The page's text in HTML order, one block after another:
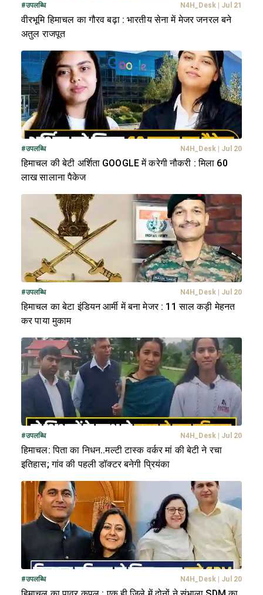
#उपलब्धि N4H_Desk| Jul 21
वीरभूमि हिमाचल का गौरव बढ़ा : भारतीय सेना में मेजर जनरल बने
अतुल राजपूत
#उपलब्धि N4H_Desk| Jul 20
हिमाचल की बेटी अर्शिता GOOGLE में करेगी नौकरी : मिला 60
लाख सालाना पैकेज
#उपलब्धि N4H_Desk| Jul 20
हिमाचल का बेटा इंडियन आर्मी में बना मेजर : 11 साल कड़ी मेहनत
कर पाया मुकाम
#उपलब्धि N4H_Desk| Jul 20
हिमाचल: पिता का निधन..मल्टी टास्क वर्कर मां की बेटी ने रचा
इतिहास; गांव की पहली डॉक्टर बनेगी प्रियंका
#उपलब्धि N4H_Desk| Jul 20